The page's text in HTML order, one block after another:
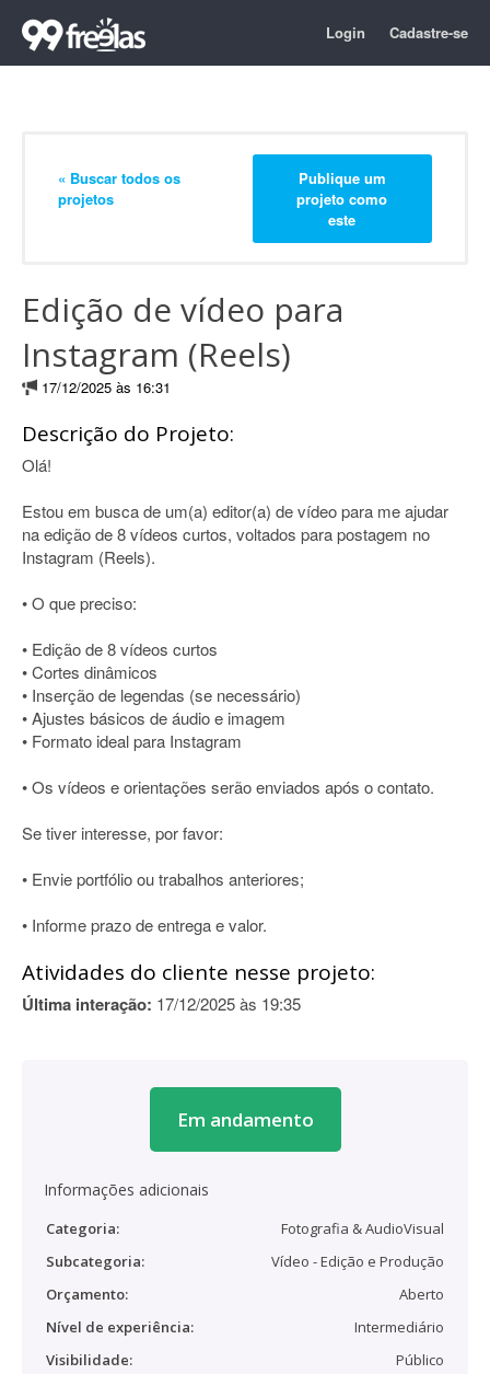
Login Cadastre-se
« Buscar todos os
projetos
Publique um
projeto como
este
Edição de vídeo para
Instagram (Reels)
17/12/2025 às 16:31
Descrição do Projeto:
Olá!
Estou em busca de um(a) editor(a) de vídeo para me ajudar
na edição de 8 vídeos curtos, voltados para postagem no
Instagram (Reels).
• O que preciso:
• Edição de 8 vídeos curtos
• Cortes dinâmicos
• Inserção de legendas (se necessário)
• Ajustes básicos de áudio e imagem
• Formato ideal para Instagram
• Os vídeos e orientações serão enviados após o contato.
Se tiver interesse, por favor:
• Envie portfólio ou trabalhos anteriores;
• Informe prazo de entrega e valor.
Atividades do cliente nesse projeto:
Última interação: 17/12/2025 às 19:35
Em andamento
Informações adicionais
Categoria:
Fotografia & AudioVisual
Subcategoria:
Vídeo - Edição e Produção
Orçamento:
Aberto
Nível de experiência:
Intermediário
Visibilidade:
Público